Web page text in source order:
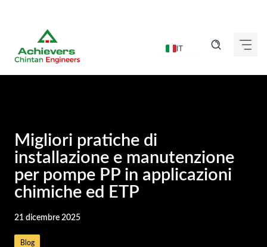
contenuto
IT
GU
HI
Migliori pratiche di
installazione e manutenzione
per pompe PP in applicazioni
chimiche ed ETP
21 dicembre 2025
Blog